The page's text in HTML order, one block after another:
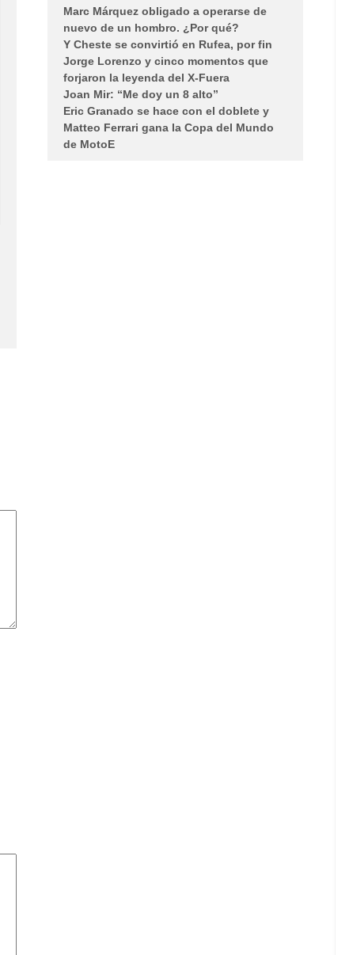
Marc Márquez obligado a operarse de
nuevo de un hombro. ¿Por qué?
Y Cheste se convirtió en Rufea, por fin
Jorge Lorenzo y cinco momentos que
forjaron la leyenda del X-Fuera
Joan Mir: “Me doy un 8 alto”
Eric Granado se hace con el doblete y
Matteo Ferrari gana la Copa del Mundo
de MotoE